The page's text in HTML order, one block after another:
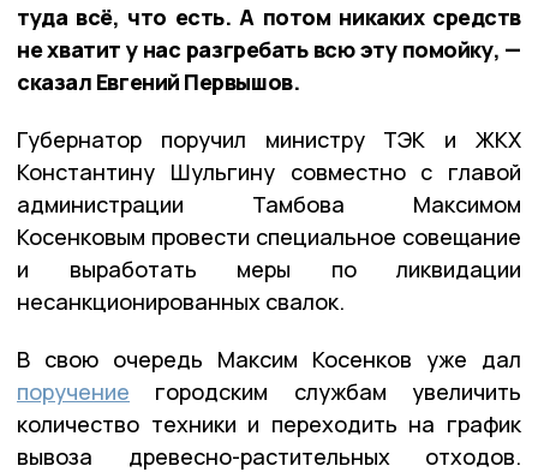
туда всё, что есть. А потом никаких средств
не хватит у нас разгребать всю эту помойку, —
сказал Евгений Первышов.
Губернатор поручил министру ТЭК и ЖКХ
Константину Шульгину совместно с главой
администрации Тамбова Максимом
Косенковым провести специальное совещание
и выработать меры по ликвидации
несанкционированных свалок.
В свою очередь Максим Косенков уже дал
поручение городским службам увеличить
количество техники и переходить на график
вывоза древесно-растительных отходов.